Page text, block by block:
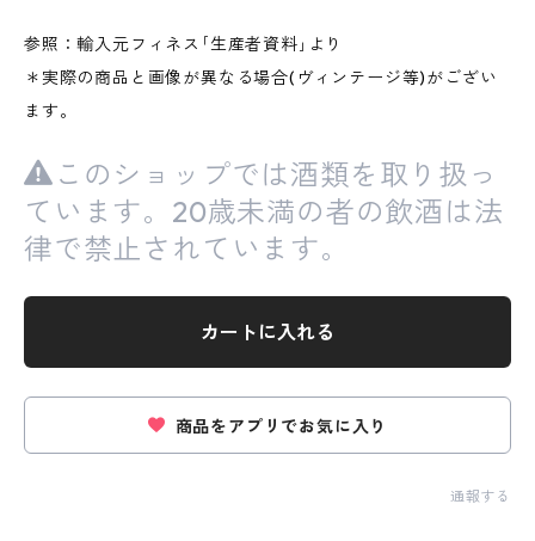
参照：輸入元フィネス｢生産者資料｣より
＊実際の商品と画像が異なる場合(ヴィンテージ等)がござい
ます。
このショップでは酒類を取り扱っ
ています。20歳未満の者の飲酒は法
律で禁止されています。
カートに入れる
商品をアプリでお気に入り
通報する